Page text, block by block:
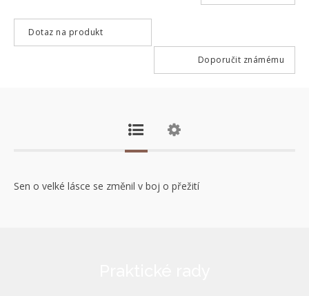
Dotaz na produkt
Doporučit známému
Sen o velké lásce se změnil v boj o přežití